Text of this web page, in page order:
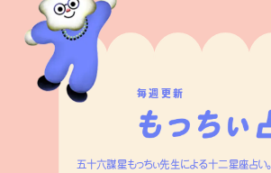
毎週更新
五十六謀星もっちぃ先生による十二星座占い。